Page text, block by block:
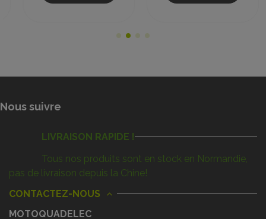
Nous suivre
LIVRAISON RAPIDE !
Tous nos produits sont en stock en Normandie,
pas de livraison depuis la Chine!
CONTACTEZ-NOUS
MOTOQUADELEC